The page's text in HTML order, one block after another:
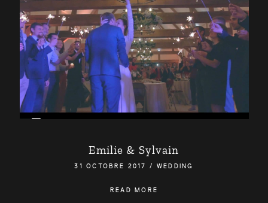
Emilie & Sylvain
31 OCTOBRE 2017/ WEDDING
READ MORE